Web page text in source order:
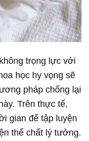
trọng lực với
học hy vọng sẽ
pháp chống lại
Trên thực tế,
gian để tập luyện
thể chất lý tưởng.